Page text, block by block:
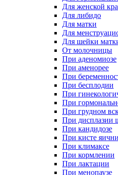
Для женской
Для либидо
Для матки
Для
Для шейки
От молочницы
При аденомиозе
При аменорее
При
При бесплодии
При
При
При грудном
При дисплазии
При кандидозе
При кисте
При климаксе
При кормлении
При лактации
При менопаузе